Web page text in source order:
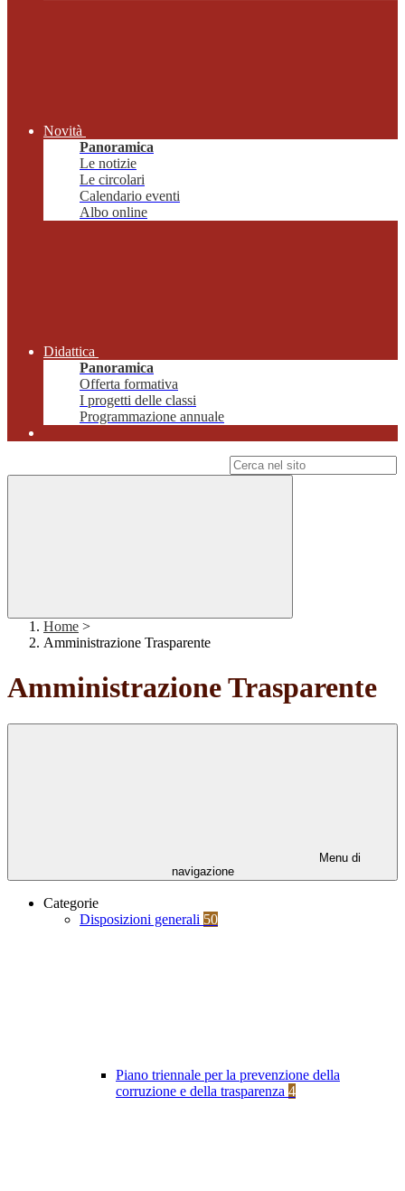
Novità
Panoramica
Le notizie
Le circolari
Calendario eventi
Albo online
Didattica
Panoramica
Offerta formativa
I progetti delle classi
Programmazione annuale
Home >
Amministrazione Trasparente
Amministrazione Trasparente
Menu di
navigazione
Categorie
Disposizioni generali 50
Piano triennale per la prevenzione della
corruzione e della trasparenza 4